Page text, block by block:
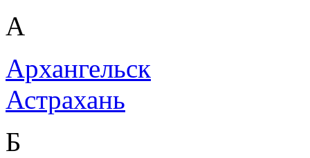
А
Архангельск
Астрахань
Б